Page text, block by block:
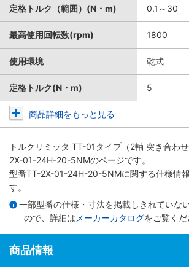
定格トルク（範囲）(N・m) 0.1～30
最高使用回転数(rpm) 1800
使用環境 乾式
定格トルク(N・m) 5
商品詳細をもっと見る
トルクリミッタ TT-01タイプ（2軸 突き合わせ
2X-01-24H-20-5NMのページです。
型番TT-2X-01-24H-20-5NMに関する仕様情
す。
一部型番の仕様・寸法を掲載しきれていな
ので、詳細は メーカーカタログをご覧くだ
商品情報